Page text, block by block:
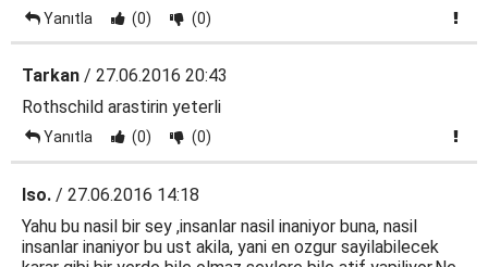
Yanıtla (0) (0)
Tarkan / 27.06.2016 20:43
Rothschild arastirin yeterli
Yanıtla (0) (0)
Iso. / 27.06.2016 14:18
Yahu bu nasil bir sey ,insanlar nasil inaniyor buna, nasil
insanlar inaniyor bu ust akila, yani en ozgur sayilabilecek